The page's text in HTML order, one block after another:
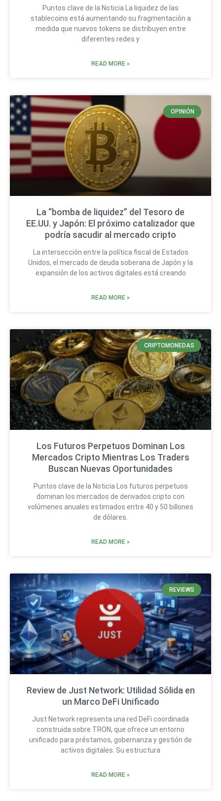
Puntos clave de la Noticia La liquidez de las
stablecoins está aumentando su fragmentación a
medida que nuevos tokens se distribuyen entre
diferentes redes y
READ MORE »
OPINIÓN
La “bomba de liquidez” del Tesoro de
EE.UU. y Japón: El próximo catalizador que
podría sacudir al mercado cripto
La intersección entre la política fiscal de Estados
Unidos, el mercado de deuda soberana de Japón y la
expansión de los activos digitales está creando
READ MORE »
CRIPTOMONEDAS
Los Futuros Perpetuos Dominan Los
Mercados Cripto Mientras Los Traders
Buscan Nuevas Oportunidades
Puntos clave de la Noticia Los futuros perpetuos
dominan los mercados de derivados cripto con
volúmenes anuales estimados entre 40 y 50 billones
de dólares.
READ MORE »
REVIEWS
Review de Just Network: Utilidad Sólida en
un Marco DeFi Unificado
Just Network representa una red DeFi coordinada
construida sobre TRON, que ofrece un entorno
unificado para préstamos, gobernanza y gestión de
activos digitales. Su estructura
READ MORE »